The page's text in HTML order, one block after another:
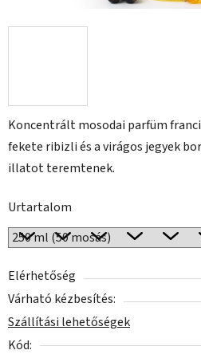
Koncentrált mosodai parfüm
fekete ribizli és a virágos jegyek
illatot teremtenek.
Urtartalom
Elérhetőség
Várható kézbesítés:
Szállítási lehetőségek
Kód: